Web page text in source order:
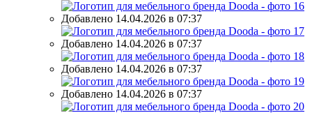
Добавлено 14.04.2026 в 07:37
Добавлено 14.04.2026 в 07:37
Добавлено 14.04.2026 в 07:37
Добавлено 14.04.2026 в 07:37